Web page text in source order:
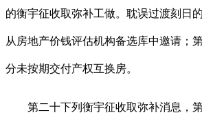
的衡宇征收取弥补工做。耽误过渡刻日
从房地产价钱评估机构备选库中邀请；
分未按期交付产权互换房。
第二十下列衡宇征收取弥补消息，第